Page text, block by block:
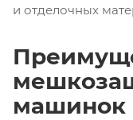
и отделочных
машинок